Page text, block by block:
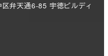
弁天通6-85 宇徳ビルディ